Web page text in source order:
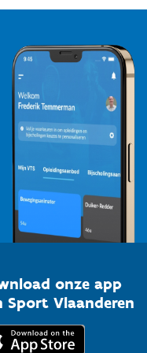
onze app
Sport Vlaanderen